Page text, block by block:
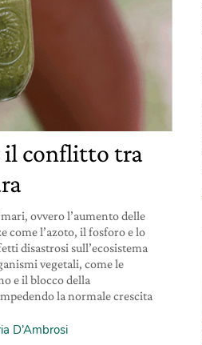
il conflitto tra
ovvero l’aumento delle
come l’azoto, il fosforo e lo
disastrosi sull’ecosistema
vegetali, come le
e il blocco della
la normale crescita
D’Ambrosi